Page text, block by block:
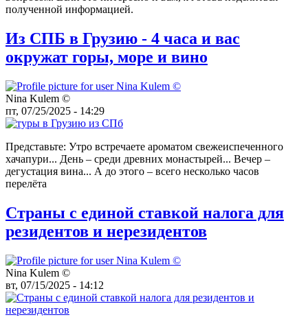
полученной информацией.
Из СПБ в Грузию - 4 часа и вас
окружат горы, море и вино
Nina Kulem ©️
пт, 07/25/2025 - 14:29
Представьте: Утро встречаете ароматом свежеиспеченного
хачапури... День – среди древних монастырей... Вечер –
дегустация вина... А до этого – всего несколько часов
перелёта
Страны с единой ставкой налога для
резидентов и нерезидентов
Nina Kulem ©️
вт, 07/15/2025 - 14:12